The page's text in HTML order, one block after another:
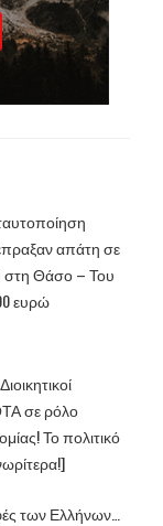
απάτη σε
Θάσο – Του
ευρώ
σε ρόλο
Το πολιτικό
των Ελλήνων…